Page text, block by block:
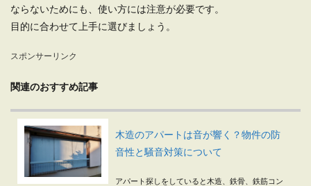
ならないためにも、使い方には注意が必要です。
目的に合わせて上手に選びましょう。
スポンサーリンク
関連のおすすめ記事
木造のアパートは音が響く？物件の防
音性と騒音対策について
アパート探しをしていると木造、鉄骨、鉄筋コン